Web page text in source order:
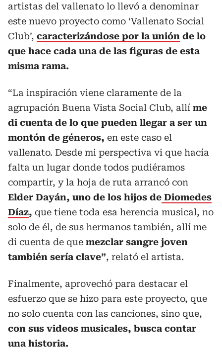
artistas del vallenato lo llevó a denominar
este nuevo proyecto como ‘Vallenato Social
Club’, caracterizándose por la unión de lo
que hace cada una de las figuras de esta
misma rama.
“La inspiración viene claramente de la
agrupación Buena Vista Social Club, allí me
di cuenta de lo que pueden llegar a ser un
montón de géneros, en este caso el
vallenato. Desde mi perspectiva vi que hacía
falta un lugar donde todos pudiéramos
compartir, y la hoja de ruta arrancó con
Elder Dayán, uno de los hijos de Diomedes
Díaz, que tiene toda esa herencia musical, no
solo de él, de sus hermanos también, allí me
di cuenta de que mezclar sangre joven
también sería clave”, relató el artista.
Finalmente, aprovechó para destacar el
esfuerzo que se hizo para este proyecto, que
no solo cuenta con las canciones, sino que,
con sus videos musicales, busca contar
una historia.